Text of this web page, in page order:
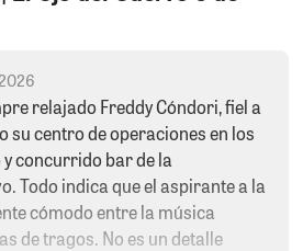
relajado Freddy Cóndori, fiel a
su centro de operaciones en los
concurrido bar de la
Todo indica que el aspirante a la
cómodo entre la música
de tragos. No es un detalle